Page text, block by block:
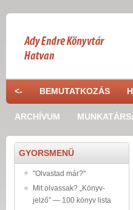
<- BEMUTATKOZÁS
ARCHÍVUM
GYORSMENÜ
"Olvastad már?"
Mit olvassak? „Könyv-
jelző” — 100 könyv lista